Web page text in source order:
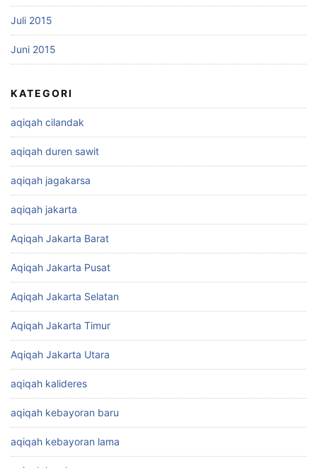
Juli 2015
Juni 2015
KATEGORI
aqiqah cilandak
aqiqah duren sawit
aqiqah jagakarsa
aqiqah jakarta
Aqiqah Jakarta Barat
Aqiqah Jakarta Pusat
Aqiqah Jakarta Selatan
Aqiqah Jakarta Timur
Aqiqah Jakarta Utara
aqiqah kalideres
aqiqah kebayoran baru
aqiqah kebayoran lama